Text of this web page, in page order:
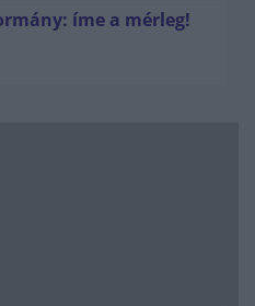
íme a mérleg!